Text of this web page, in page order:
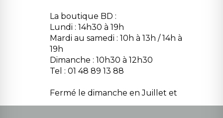
La boutique BD :
Lundi : 14h30 à 19h
Mardi au samedi : 10h à 13h / 14h à
19h
Dimanche : 10h30 à 12h30
Tel : 01 48 89 13 88
Fermé le dimanche en Juillet et
Août